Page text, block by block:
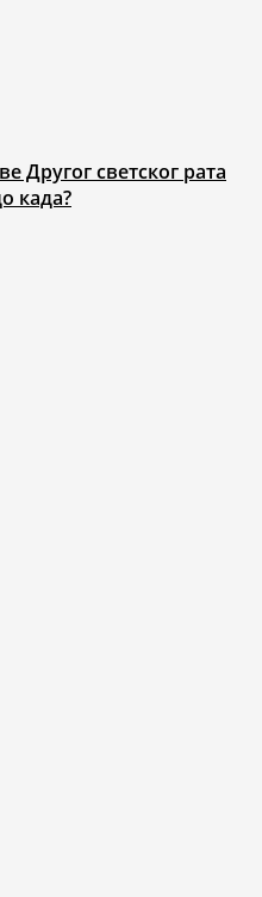
Другог светског рата
када?